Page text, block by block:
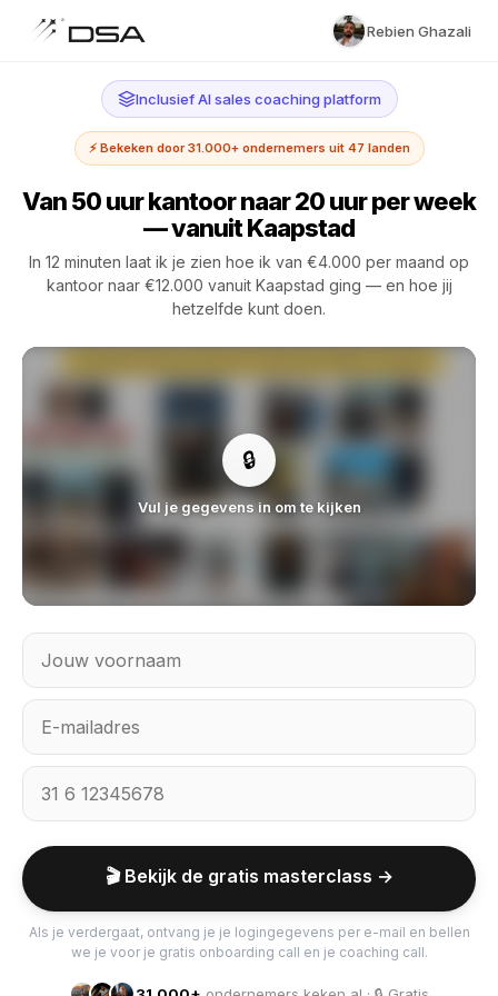
Rebien Ghazali
Inclusief AI sales coaching platform
⚡ Bekeken door 31.000+ ondernemers uit 47 landen
Van 50 uur kantoor naar 20 uur per week
— vanuit Kaapstad
In 12 minuten laat ik je zien hoe ik van €4.000 per maand op
kantoor naar €12.000 vanuit Kaapstad ging — en hoe jij
hetzelfde kunt doen.
🔒
Vul je gegevens in om te kijken
🎬 Bekijk de gratis masterclass →
Als je verdergaat, ontvang je je logingegevens per e-mail en bellen
we je voor je gratis onboarding call en je coaching call.